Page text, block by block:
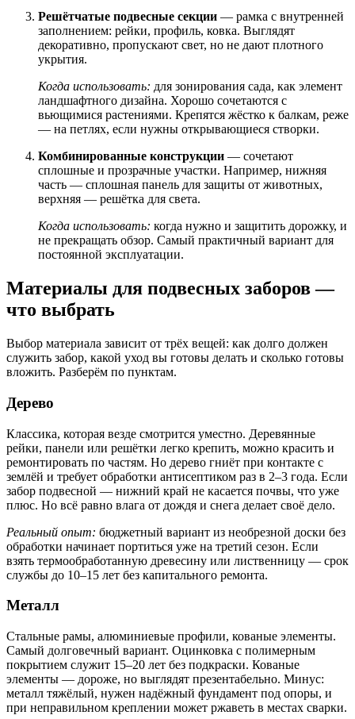
Решётчатые подвесные секции — рамка с внутренней
заполнением: рейки, профиль, ковка. Выглядят
декоративно, пропускают свет, но не дают плотного
укрытия.
Когда использовать: для зонирования сада, как элемент
ландшафтного дизайна. Хорошо сочетаются с
вьющимися растениями. Крепятся жёстко к балкам, реже
— на петлях, если нужны открывающиеся створки.
Комбинированные конструкции — сочетают
сплошные и прозрачные участки. Например, нижняя
часть — сплошная панель для защиты от животных,
верхняя — решётка для света.
Когда использовать: когда нужно и защитить дорожку, и
не прекращать обзор. Самый практичный вариант для
постоянной эксплуатации.
Материалы для подвесных заборов —
что выбрать
Выбор материала зависит от трёх вещей: как долго должен
служить забор, какой уход вы готовы делать и сколько готовы
вложить. Разберём по пунктам.
Дерево
Классика, которая везде смотрится уместно. Деревянные
рейки, панели или решётки легко крепить, можно красить и
ремонтировать по частям. Но дерево гниёт при контакте с
землёй и требует обработки антисептиком раз в 2–3 года. Если
забор подвесной — нижний край не касается почвы, что уже
плюс. Но всё равно влага от дождя и снега делает своё дело.
Реальный опыт: бюджетный вариант из необрезной доски без
обработки начинает портиться уже на третий сезон. Если
взять термообработанную древесину или лиственницу — срок
службы до 10–15 лет без капитального ремонта.
Металл
Стальные рамы, алюминиевые профили, кованые элементы.
Самый долговечный вариант. Оцинковка с полимерным
покрытием служит 15–20 лет без подкраски. Кованые
элементы — дороже, но выглядят презентабельно. Минус:
металл тяжёлый, нужен надёжный фундамент под опоры, и
при неправильном креплении может ржаветь в местах сварки.